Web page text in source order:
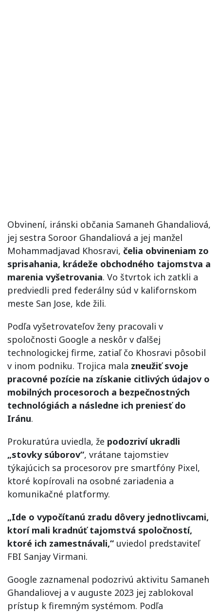
Obvinení, iránski občania Samaneh Ghandaliová,
jej sestra Soroor Ghandaliová a jej manžel
Mohammadjavad Khosravi, čelia obvineniam zo
sprisahania, krádeže obchodného tajomstva a
marenia vyšetrovania. Vo štvrtok ich zatkli a
predviedli pred federálny súd v kalifornskom
meste San Jose, kde žili.
Podľa vyšetrovateľov ženy pracovali v
spoločnosti Google a neskôr v ďalšej
technologickej firme, zatiaľ čo Khosravi pôsobil
v inom podniku. Trojica mala zneužiť svoje
pracovné pozície na získanie citlivých údajov o
mobilných procesoroch a bezpečnostných
technológiách a následne ich preniesť do
Iránu.
Prokuratúra uviedla, že podozriví ukradli
„stovky súborov“, vrátane tajomstiev
týkajúcich sa procesorov pre smartfóny Pixel,
ktoré kopírovali na osobné zariadenia a
komunikačné platformy.
„Ide o vypočítanú zradu dôvery jednotlivcami,
ktorí mali kradnúť tajomstvá spoločností,
ktoré ich zamestnávali,“ uviedol predstaviteľ
FBI Sanjay Virmani.
Google zaznamenal podozrivú aktivitu Samaneh
Ghandaliovej a v auguste 2023 jej zablokoval
prístup k firemným systémom. Podľa